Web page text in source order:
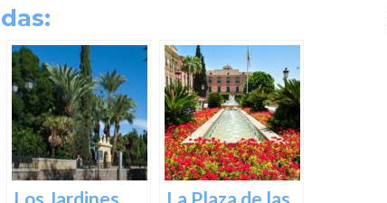
Los Jardines
La Plaza de las